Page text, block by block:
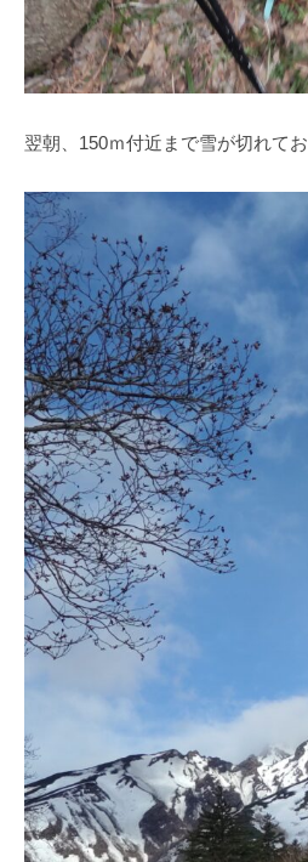
翌朝、150ｍ付近まで雪が切れて